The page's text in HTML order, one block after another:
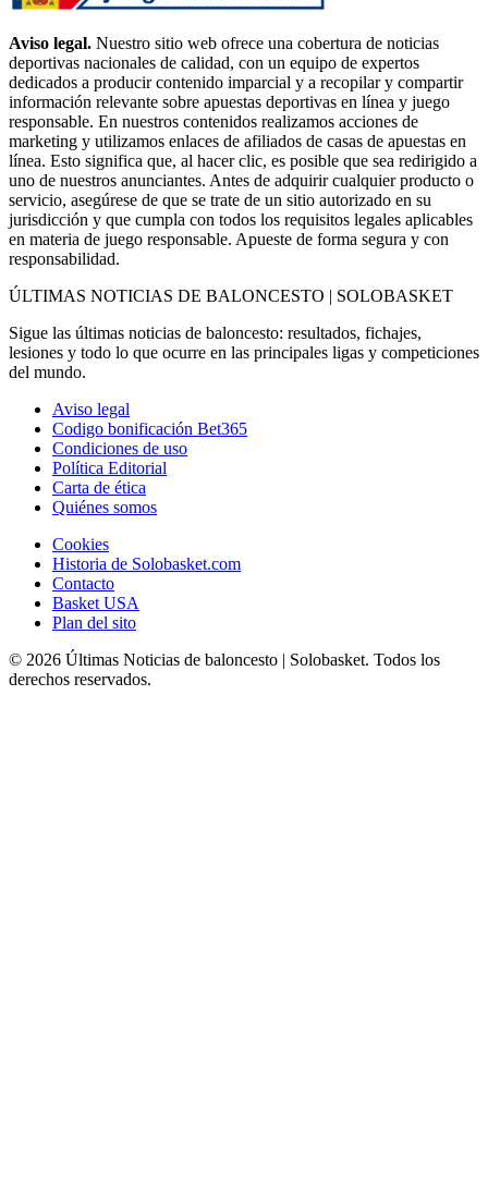
Aviso legal. Nuestro sitio web ofrece una cobertura de noticias
deportivas nacionales de calidad, con un equipo de expertos
dedicados a producir contenido imparcial y a recopilar y compartir
información relevante sobre apuestas deportivas en línea y juego
responsable. En nuestros contenidos realizamos acciones de
marketing y utilizamos enlaces de afiliados de casas de apuestas en
línea. Esto significa que, al hacer clic, es posible que sea redirigido a
uno de nuestros anunciantes. Antes de adquirir cualquier producto o
servicio, asegúrese de que se trate de un sitio autorizado en su
jurisdicción y que cumpla con todos los requisitos legales aplicables
en materia de juego responsable. Apueste de forma segura y con
responsabilidad.
ÚLTIMAS NOTICIAS DE BALONCESTO | SOLOBASKET
Sigue las últimas noticias de baloncesto: resultados, fichajes,
lesiones y todo lo que ocurre en las principales ligas y competiciones
del mundo.
Aviso legal
Codigo bonificación Bet365
Condiciones de uso
Política Editorial
Carta de ética
Quiénes somos
Cookies
Historia de Solobasket.com
Contacto
Basket USA
Plan del sito
© 2026 Últimas Noticias de baloncesto | Solobasket. Todos los
derechos reservados.